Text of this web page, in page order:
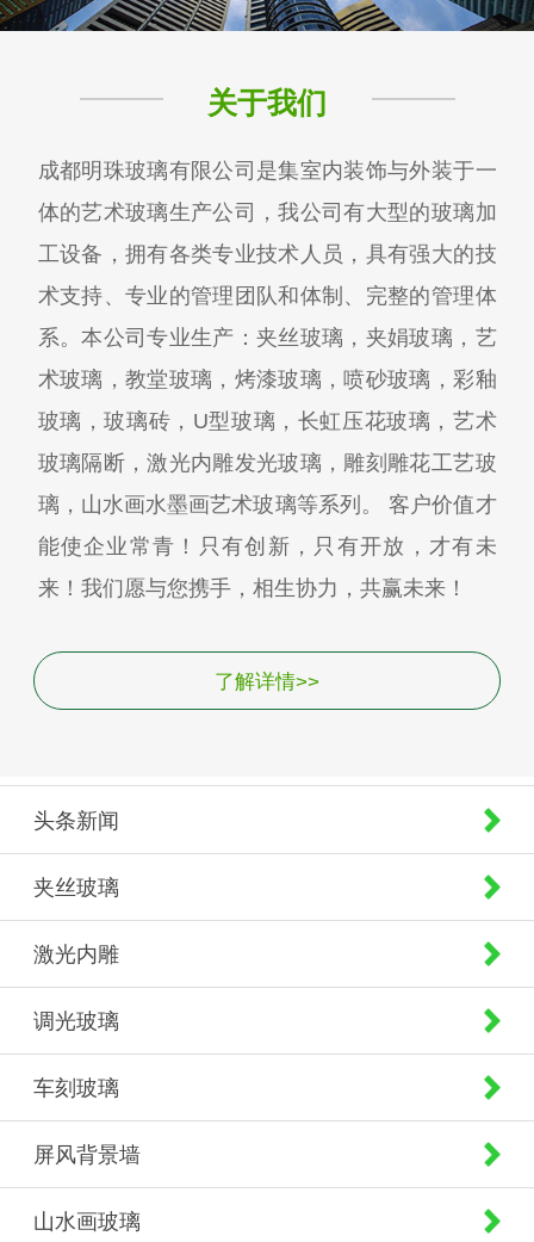
关于我们
成都明珠玻璃有限公司是集室内装饰与外装于一
体的艺术玻璃生产公司，我公司有大型的玻璃加
工设备，拥有各类专业技术人员，具有强大的技
术支持、专业的管理团队和体制、完整的管理体
系。本公司专业生产：夹丝玻璃，夹娟玻璃，艺
术玻璃，教堂玻璃，烤漆玻璃，喷砂玻璃，彩釉
玻璃，玻璃砖，U型玻璃，长虹压花玻璃，艺术
玻璃隔断，激光内雕发光玻璃，雕刻雕花工艺玻
璃，山水画水墨画艺术玻璃等系列。 客户价值才
能使企业常青！只有创新，只有开放，才有未
来！我们愿与您携手，相生协力，共赢未来！
了解详情>>
头条新闻
夹丝玻璃
激光内雕
调光玻璃
车刻玻璃
屏风背景墙
山水画玻璃